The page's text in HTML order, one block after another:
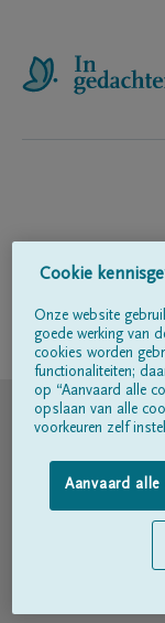
Volg ons op
Cookie
Onze website
goede werking van
cookies worden
functionaliteiten;
op “Aanvaard alle
opslaan van alle
voorkeuren zelf
Aanvaard alle